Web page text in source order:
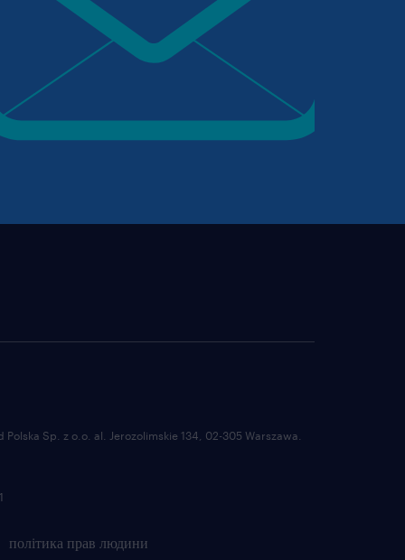
політика прав людини
Sp. z o.o. al. Jerozolimskie 134, 02-305 Warszawa.